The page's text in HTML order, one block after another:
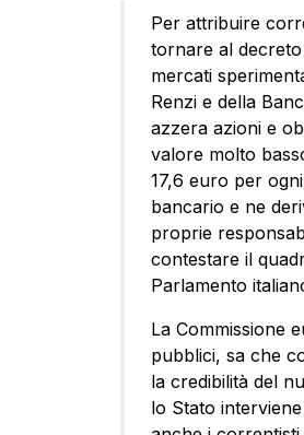
Per attribuire
tornare al
mercati
Renzi e della
azzera azioni e
valore molto
17,6 euro per
bancario e ne
proprie
contestare il
Parlamento
La Commissione
pubblici, sa che
la credibilità del
lo Stato